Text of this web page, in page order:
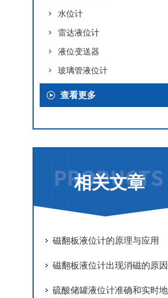
水位计
雷达液位计
液位变送器
玻璃管液位计
查看更多
相关文章
磁翻板液位计的原理与应用
磁翻板液位计出现消磁的原因